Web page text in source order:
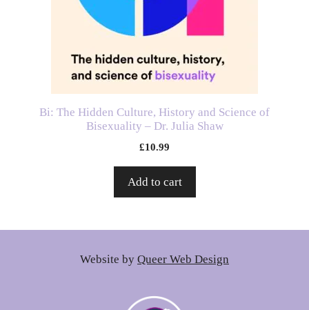
Bi: The Hidden Culture, History and Science of
Bisexuality – Dr. Julia Shaw
£10.99
Add to cart
Website by Queer Web Design